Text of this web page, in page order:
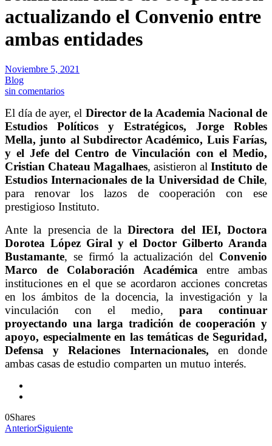
actualizando el Convenio entre
ambas entidades
Noviembre 5, 2021
Blog
sin comentarios
El día de ayer, el Director de la Academia Nacional de
Estudios Políticos y Estratégicos, Jorge Robles
Mella, junto al Subdirector Académico, Luis Farías,
y el Jefe del Centro de Vinculación con el Medio,
Cristian Chateau Magalhaes, asistieron al Instituto de
Estudios Internacionales de la Universidad de Chile,
para renovar los lazos de cooperación con ese
prestigioso Instituto.
Ante la presencia de laDirectora del IEI, Doctora
Dorotea López Giral y el Doctor Gilberto Aranda
Bustamante, se firmó la actualización del Convenio
Marco de Colaboración Académica entre ambas
instituciones en el que se acordaron acciones concretas
en los ámbitos de la docencia, la investigación y la
vinculación con el medio, para continuar
proyectando una larga tradición de cooperación y
apoyo, especialmente en las temáticas de Seguridad,
Defensa y Relaciones Internacionales, en donde
ambas casas de estudio comparten un mutuo interés.
0Shares
AnteriorSiguiente